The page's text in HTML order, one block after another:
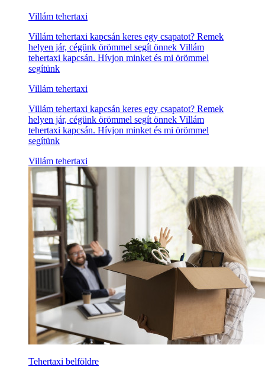
Villám tehertaxi
Villám tehertaxi kapcsán keres egy csapatot? Remek
helyen jár, cégünk örömmel segít önnek Villám
tehertaxi kapcsán. Hívjon minket és mi örömmel
segítünk
Villám tehertaxi
Villám tehertaxi kapcsán keres egy csapatot? Remek
helyen jár, cégünk örömmel segít önnek Villám
tehertaxi kapcsán. Hívjon minket és mi örömmel
segítünk
Villám tehertaxi
Tehertaxi belföldre